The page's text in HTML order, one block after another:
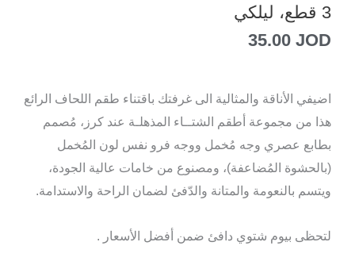
3 قطع، ليلكي
35.00 JOD
اضيفي الأناقة والمثالية الى غرفتك باقتناء طقم اللحاف الرائع
هذا من مجموعة أطقم الشتــاء المذهلـة عند كرز، مُصمم
بطابع عصري وجه مُخمل ووجه فرو نفس لون المُخمل
(بالحشوة المُضاعفة)، ومصنوع من خامات عالية الجودة،
ويتسم بالنعومة والمتانة والدّفئ لضمان الراحة والاستدامة.
لتحظى بيوم شتوي دافئ ضمن أفضل الأسعار .